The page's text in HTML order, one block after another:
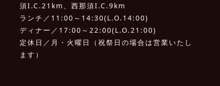
須I.C.21km、西那須I.C.9km
ランチ／11:00～14:30(L.O.14:00)
ディナー／17:00～22:00(L.O.21:00)
定休日／月・火曜日（祝祭日の場合は営業いたし
ます）